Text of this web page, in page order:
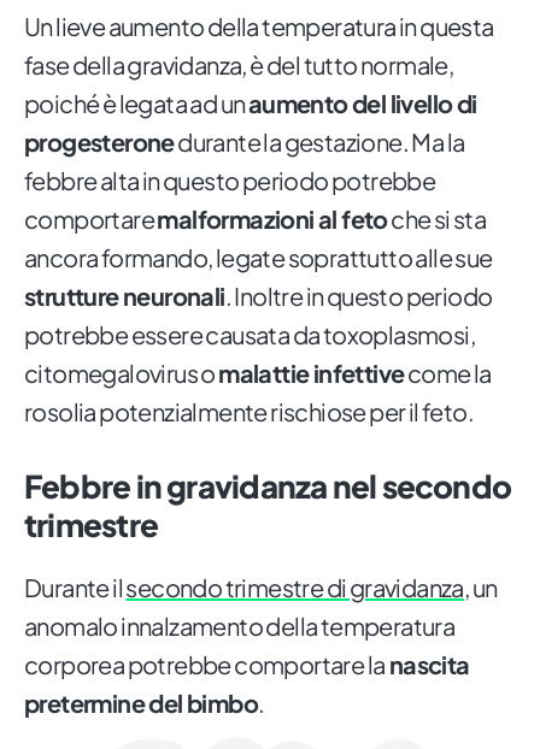
Un lieve aumento della temperatura in questa
fase della gravidanza, è del tutto normale,
poiché è legata ad unaumento del livello di
progesteronedurante la gestazione. Ma la
febbre alta in questo periodo potrebbe
comportaremalformazioni al fetoche si sta
ancora formando, legate soprattutto alle sue
strutture neuronali. Inoltre in questo periodo
potrebbe essere causata da toxoplasmosi,
citomegalovirus omalattie infettivecome la
rosolia potenzialmente rischiose per il feto.
Febbre in gravidanza nel secondo
trimestre
Durante ilsecondo trimestre di gravidanza, un
anomalo innalzamento della temperatura
corporea potrebbe comportare la nascita
pretermine del bimbo.